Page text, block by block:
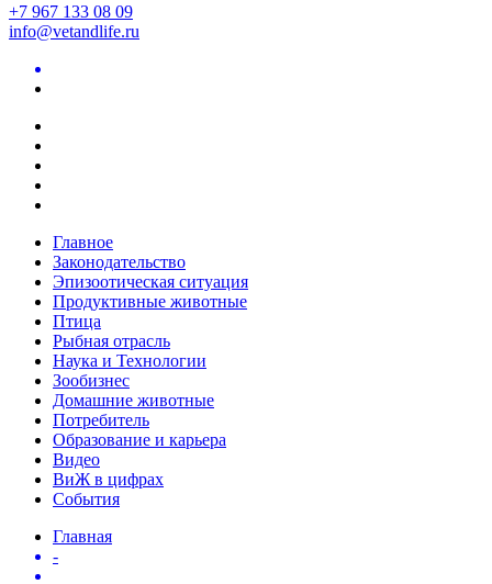
+7 967 133 08 09
info@vetandlife.ru
Главное
Законодательство
Эпизоотическая ситуация
Продуктивные животные
Птица
Рыбная отрасль
Наука и Технологии
Зообизнес
Домашние животные
Потребитель
Образование и карьера
Видео
ВиЖ в цифрах
События
Главная
-